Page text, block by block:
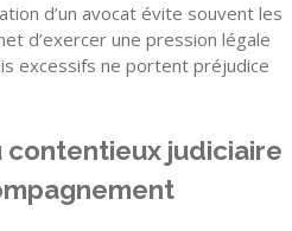
d’un avocat évite souvent les
d’exercer une pression légale
excessifs ne portent préjudice
contentieux judiciaire